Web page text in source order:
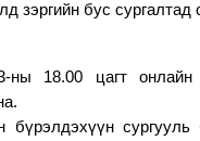
зэргийн бус
18.00 цагт онлайн
бүрэлдэхүүн